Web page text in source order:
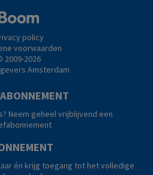
policy
voorwaarden
2009-2026
Amsterdam
Neem geheel vrijblijvend een
én krijg toegang tot het volledige